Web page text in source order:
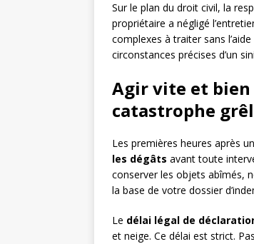
Sur le plan du droit civil, la
propriétaire a négligé
complexes à traiter sans
circonstances précises d’un
Agir vite et bien
catastrophe
Les premières heures après
les dégâts avant toute
conserver les objets abîmés,
la base de votre dossier
Le délai légal de
et neige. Ce délai est strict.